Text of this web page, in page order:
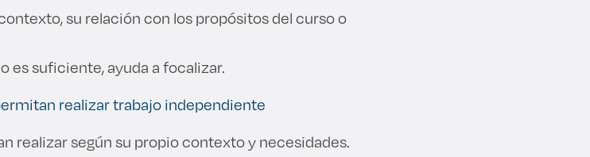
su relación con los propósitos del curso o
es suficiente, ayuda a focalizar.
realizar trabajo independiente
realizar según su propio contexto y necesidades.